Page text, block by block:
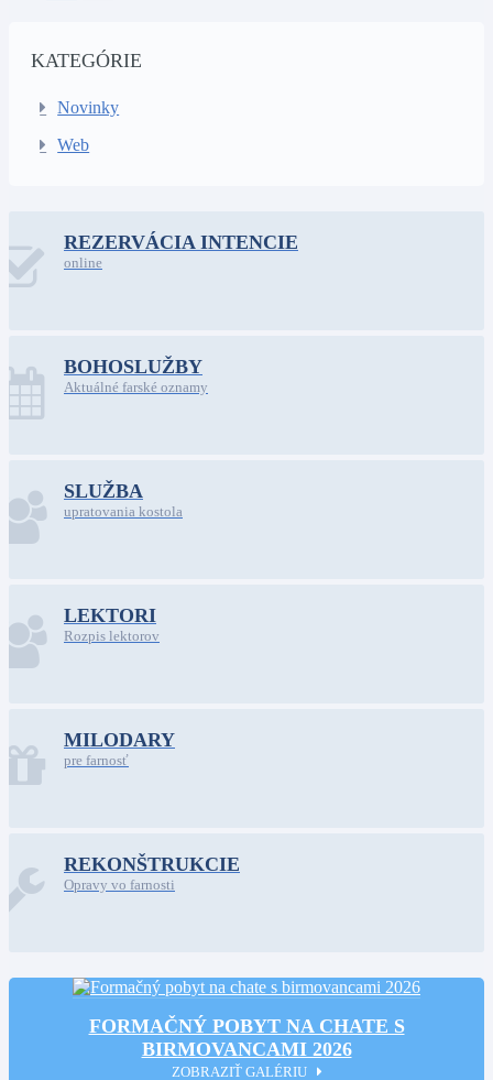
KATEGÓRIE
Novinky
Web
REZERVÁCIA INTENCIE
online
BOHOSLUŽBY
Aktuálné farské oznamy
SLUŽBA
upratovania kostola
LEKTORI
Rozpis lektorov
MILODARY
pre farnosť
REKONŠTRUKCIE
Opravy vo farnosti
FORMAČNÝ POBYT NA CHATE S
BIRMOVANCAMI 2026
ZOBRAZIŤ GALÉRIU